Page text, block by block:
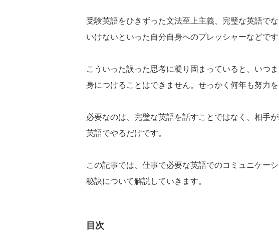
受験英語をひきずった文法至上主義、完璧な英語で
いけないといった自分自身へのプレッシャーなどです
こういった誤った思考に凝り固まっていると、いつ
身につけることはできません。せっかく何年も努力
必要なのは、完璧な英語を話すことではなく、相手
英語でやるだけです。
この記事では、仕事で必要な英語でのコミュニケー
秘訣について解説していきます。
目次